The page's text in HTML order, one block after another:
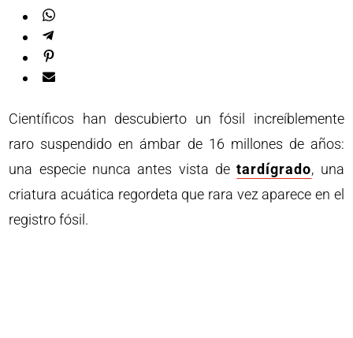
Científicos han descubierto un fósil increíblemente
raro suspendido en ámbar de 16 millones de años:
una especie nunca antes vista detardígrado, una
criatura acuática regordeta que rara vez aparece en el
registro fósil.